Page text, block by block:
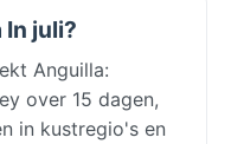
In juli?
Anguilla:
over 15 dagen,
in kustregio's en